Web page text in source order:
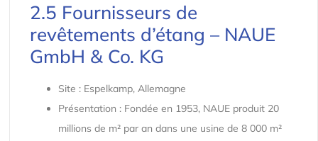
2.5 Fournisseurs de
revêtements d’étang – NAUE
GmbH & Co. KG
Site : Espelkamp, ​​Allemagne
Présentation : Fondée en 1953, NAUE produit 20
millions de m² par an dans une usine de 8 000 m²